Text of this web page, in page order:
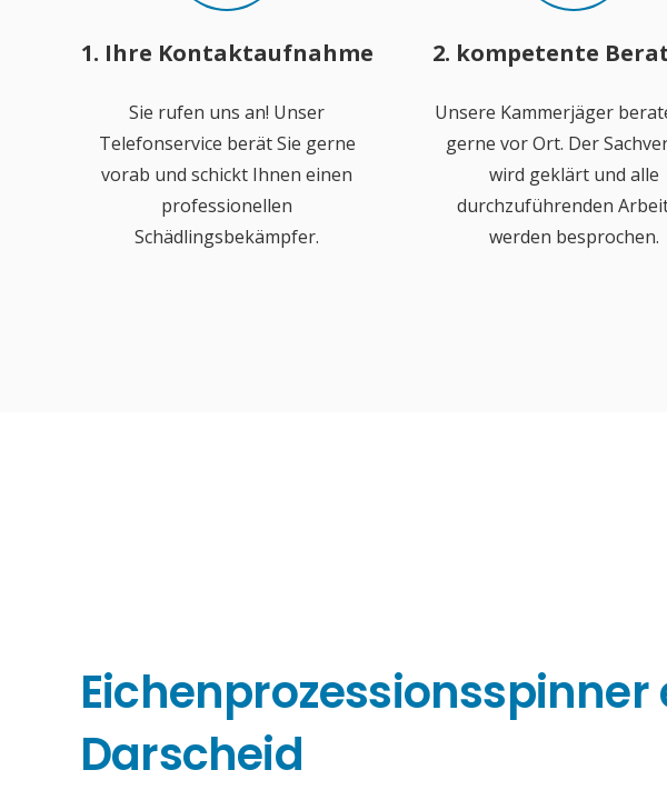
1. Ihre Kontaktaufnahme
Sie rufen uns an! Unser
Telefonservice berät Sie gerne
vorab und schickt Ihnen einen
professionellen
Schädlingsbekämpfer.
2. kompetente
Unsere Kammerjäger
gerne vor Ort. Der
wird geklärt und alle
durchzuführenden
werden besprochen.
Darscheid